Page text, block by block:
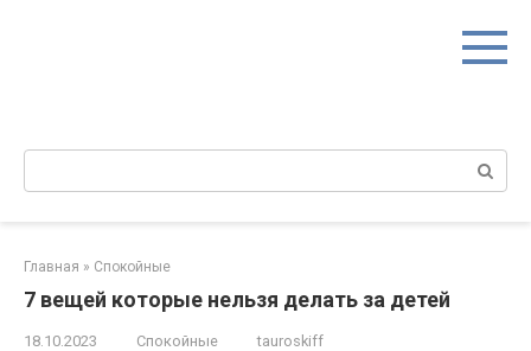
Поиск:
Главная » Спокойные
7 вещей которые нельзя делать за детей
18.10.2023 Спокойные tauroskiff